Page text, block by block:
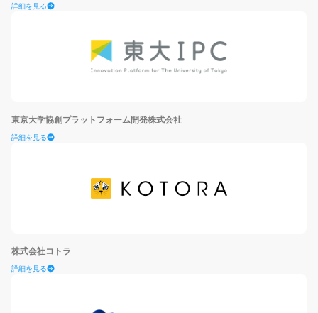
詳細を見る
東京大学協創プラットフォーム開発株式会社
詳細を見る
株式会社コトラ
詳細を見る